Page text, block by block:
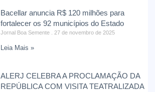
Bacellar anuncia R$ 120 milhões para
fortalecer os 92 municípios do Estado
Jornal Boa Semente 27 de novembro de 2025
Leia Mais »
ALERJ CELEBRA A PROCLAMAÇÃO DA
REPÚBLICA COM VISITA TEATRALIZADA